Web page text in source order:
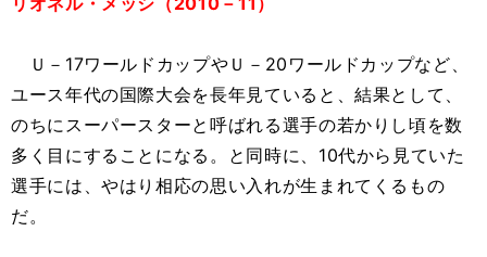
Ｕ－17ワールドカップやＵ－20ワールドカップなど、
ユース年代の国際大会を長年見ていると、結果として、
のちにスーパースターと呼ばれる選手の若かりし頃を数
多く目にすることになる。と同時に、10代から見ていた
選手には、やはり相応の思い入れが生まれてくるもの
だ。